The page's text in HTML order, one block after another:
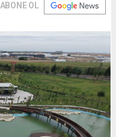
ABONE OL